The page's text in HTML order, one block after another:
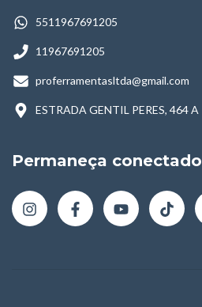
5511967691205
11967691205
proferramentasltda@gmail.com
ESTRADA GENTIL PERES, 464 A
Permaneça conectado